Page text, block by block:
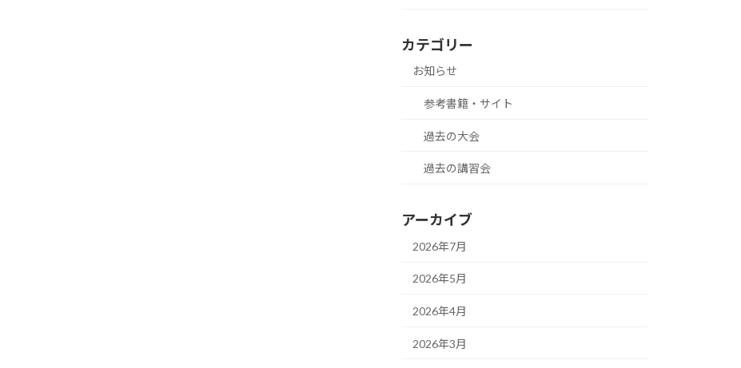
カテゴリー
お知らせ
参考書籍・サイト
過去の大会
過去の講習会
アーカイブ
2026年7月
2026年5月
2026年4月
2026年3月